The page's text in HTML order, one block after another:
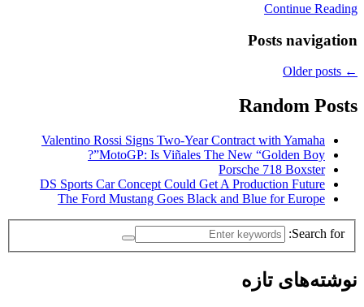
Continue Reading
Posts navigation
←
Random Posts
Valentino Rossi Signs Two-Year Contract with Yamaha
MotoGP: Is Viñales The New “Golden Boy”?
Porsche 718 Boxster
DS Sports Car Concept Could Get A Production Future
The Ford Mustang Goes Black and Blue for Europe
Search for:
نوشته‌های تازه